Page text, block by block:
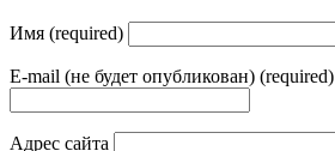
Имя (required)
E-mail (не будет опубликован) (required)
Адрес сайта